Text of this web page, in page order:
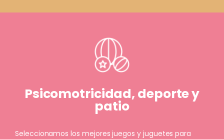
Psicomotricidad, deporte y
patio
Seleccionamos los mejores juegos y juguetes para